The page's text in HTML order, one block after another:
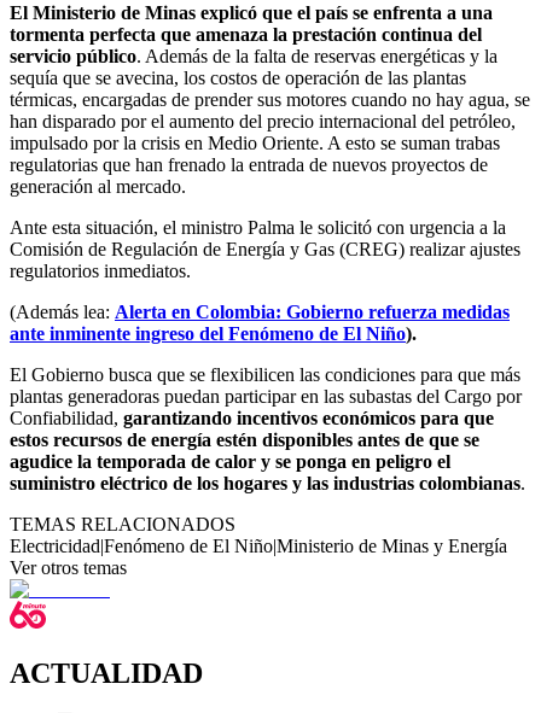
El Ministerio de Minas explicó que el país se enfrenta a una
tormenta perfecta que amenaza la prestación continua del
servicio público. Además de la falta de reservas energéticas y la
sequía que se avecina, los costos de operación de las plantas
térmicas, encargadas de prender sus motores cuando no hay agua, se
han disparado por el aumento del precio internacional del petróleo,
impulsado por la crisis en Medio Oriente. A esto se suman trabas
regulatorias que han frenado la entrada de nuevos proyectos de
generación al mercado.
Ante esta situación, el ministro Palma le solicitó con urgencia a la
Comisión de Regulación de Energía y Gas (CREG) realizar ajustes
regulatorios inmediatos.
(Además lea: Alerta en Colombia: Gobierno refuerza medidas
ante inminente ingreso del Fenómeno de El Niño).
El Gobierno busca que se flexibilicen las condiciones para que más
plantas generadoras puedan participar en las subastas del Cargo por
Confiabilidad, garantizando incentivos económicos para que
estos recursos de energía estén disponibles antes de que se
agudice la temporada de calor y se ponga en peligro el
suministro eléctrico de los hogares y las industrias colombianas.
TEMAS RELACIONADOS
Electricidad|Fenómeno de El Niño|Ministerio de Minas y Energía
Ver otros temas
ACTUALIDAD